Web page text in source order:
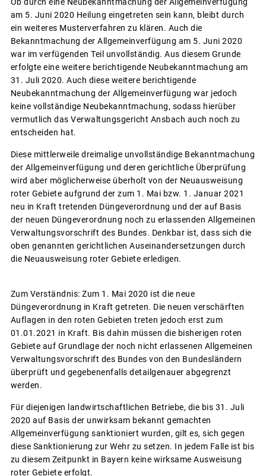
am 5. Juni 2020 Heilung eingetreten sein kann, bleibt durch
ein weiteres Musterverfahren zu klären. Auch die
Bekanntmachung der Allgemeinverfügung am 5. Juni 2020
war im verfügenden Teil unvollständig. Aus diesem Grunde
erfolgte eine weitere berichtigende Neubekanntmachung am
31. Juli 2020. Auch diese weitere berichtigende
Neubekanntmachung der Allgemeinverfügung war jedoch
keine vollständige Neubekanntmachung, sodass hierüber
vermutlich das Verwaltungsgericht Ansbach auch noch zu
entscheiden hat.
Diese mittlerweile dreimalige unvollständige Bekanntmachung
der Allgemeinverfügung und deren gerichtliche Überprüfung
wird aber möglicherweise überholt von der Neuausweisung
roter Gebiete aufgrund der zum 1. Mai bzw. 1. Januar 2021
neu in Kraft tretenden Düngeverordnung und der auf Basis
der neuen Düngeverordnung noch zu erlassenden Allgemeinen
Verwaltungsvorschrift des Bundes. Denkbar ist, dass sich die
oben genannten gerichtlichen Auseinandersetzungen durch
die Neuausweisung roter Gebiete erledigen.
Zum Verständnis: Zum 1. Mai 2020 ist die neue
Düngeverordnung in Kraft getreten. Die neuen verschärften
Auflagen in den roten Gebieten treten jedoch erst zum
01.01.2021 in Kraft. Bis dahin müssen die bisherigen roten
Gebiete auf Grundlage der noch nicht erlassenen Allgemeinen
Verwaltungsvorschrift des Bundes von den Bundesländern
überprüft und gegebenenfalls detailgenauer abgegrenzt
werden.
Für diejenigen landwirtschaftlichen Betriebe, die bis 31. Juli
2020 auf Basis der unwirksam bekannt gemachten
Allgemeinverfügung sanktioniert wurden, gilt es, sich gegen
diese Sanktionierung zur Wehr zu setzen. In jedem Falle ist bis
zu diesem Zeitpunkt in Bayern keine wirksame Ausweisung
roter Gebiete erfolgt.